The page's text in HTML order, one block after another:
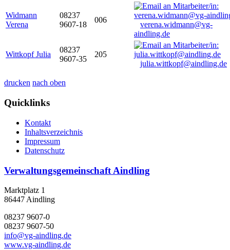
Widmann
Verena
08237
9607-18
006
verena.widmann@vg-
aindling.de
Wittkopf Julia
08237
9607-35
205
julia.wittkopf@aindling.de
drucken nach oben
Quicklinks
Kontakt
Inhaltsverzeichnis
Impressum
Datenschutz
Verwaltungsgemeinschaft Aindling
Marktplatz 1
86447 Aindling
08237 9607-0
08237 9607-50
info@vg-aindling.de
www.vg-aindling.de